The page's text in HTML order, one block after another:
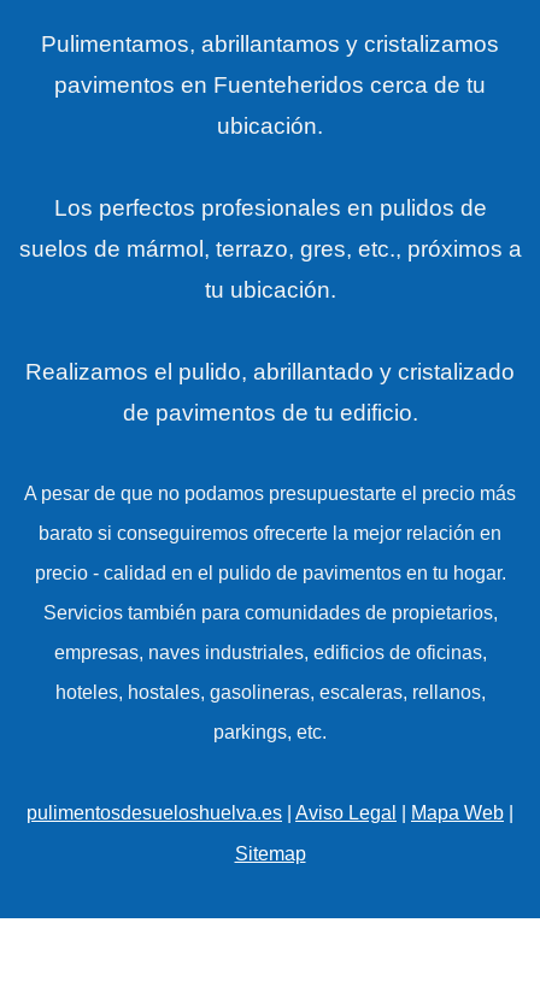
Pulimentamos, abrillantamos y cristalizamos
pavimentos en Fuenteheridos cerca de tu
ubicación.
Los perfectos profesionales en pulidos de
suelos de mármol, terrazo, gres, etc., próximos a
tu ubicación.
Realizamos el pulido, abrillantado y cristalizado
de pavimentos de tu edificio.
A pesar de que no podamos presupuestarte el precio más
barato si conseguiremos ofrecerte la mejor relación en
precio - calidad en el pulido de pavimentos en tu hogar.
Servicios también para comunidades de propietarios,
empresas, naves industriales, edificios de oficinas,
hoteles, hostales, gasolineras, escaleras, rellanos,
parkings, etc.
pulimentosdesueloshuelva.es Aviso Legal Mapa Web
Sitemap